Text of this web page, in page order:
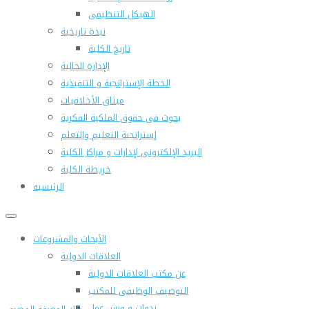
الهيكل التنظيمى
نبذة تاريخية
تاريخ الكلية
الإدارة الحالية
الخطة الإستراتجية و التنفيذية
ميثاق الأخلاقيات
بحوث فى حقوق الملكية الفكرية
إستراتجية التعليم والتعلم
البريد الإلكترونى لإدارات و مراكز الكلية
خريطة الكلية
الرئيسيه
الأبحاث والمشروعات
العلاقات الدولية
عن مكتب العلاقات الدولية
التوصيف الوظيفى للمكتب